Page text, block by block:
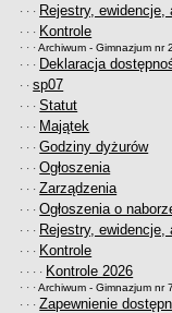
Godziny dyżurów
Ogłoszenie
Zarządzenia
Kontrole
Rejestry, ewidencje,
Sprawozdania
Deklaracja
PORADNIE
Zespół Poradni
BIURO FINANSÓW
Dane podstawowe
Statut
· · · Rejestry, ewidencje,
· · · Kontrole
· · ·Archiwum - Gimnazjum nr 2
· · · Deklaracja
· ·sp07
· · ·Statut
· · · Majątek
· · ·Godziny dyżurów
· · ·Ogłoszenia
· · ·Zarządzenia
· · ·Ogłoszenia o
· · · Rejestry, ewidencje,
· · · Kontrole
· · · · Kontrole 2026
· · ·Archiwum - Gimnazjum nr 7
· · ·Zapewnienie